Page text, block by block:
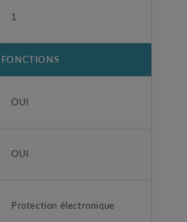
1
FONCTIONS
OUI
OUI
Protection électronique